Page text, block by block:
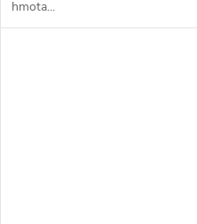
hmota...